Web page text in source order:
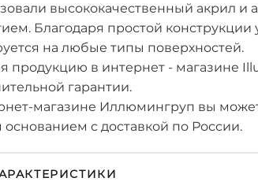
высококачественный акрил
Благодаря простой
на любые типы поверхностей.
продукцию в интернет - магазине
гарантии.
магазине Иллюмингруп вы
основанием с доставкой по России.